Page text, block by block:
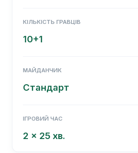
КІЛЬКІСТЬ ГРАВЦІВ
10+1
МАЙДАНЧИК
Стандарт
ІГРОВИЙ ЧАС
2 x 25 хв.